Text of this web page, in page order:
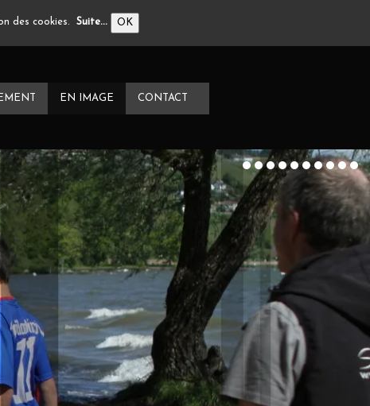
des cookies. Suite... OK
EN IMAGE CONTACT